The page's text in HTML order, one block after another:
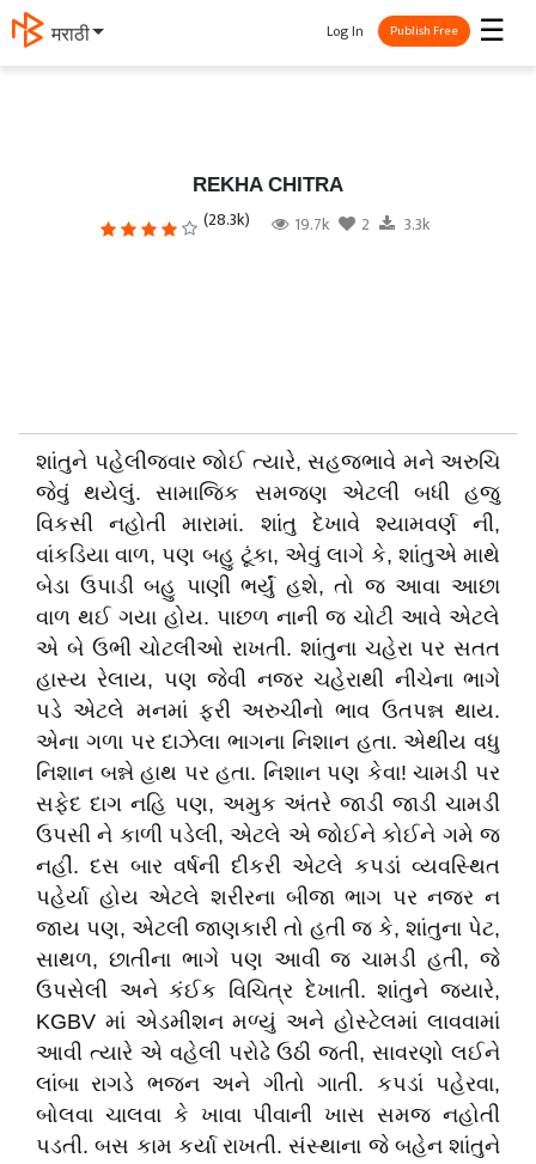
मराठी ☰
Log In Publish Free
REKHA CHITRA
(28.3k) 19.7k 2 3.3k
શાંતુને પહેલીજવાર જોઈ ત્યારે, સહજભાવે મને અરુચિ
જેવું થયેલું. સામાજિક સમજણ એટલી બધી હજુ
વિકસી નહોતી મારામાં. શાંતુ દેખાવે શ્યામવર્ણ ની,
વાંકડિયા વાળ, પણ બહુ ટૂંકા, એવું લાગે કે, શાંતુએ માથે
બેડા ઉપાડી બહુ પાણી ભર્યું હશે, તો જ આવા આછા
વાળ થઈ ગયા હોય. પાછળ નાની જ ચોટી આવે એટલે
એ બે ઉભી ચોટલીઓ રાખતી. શાંતુના ચહેરા પર સતત
હાસ્ય રેલાય, પણ જેવી નજર ચહેરાથી નીચેના ભાગે
પડે એટલે મનમાં ફરી અરુચીનો ભાવ ઉતપન્ન થાય.
એના ગળા પર દાઝેલા ભાગના નિશાન હતા. એથીય વધુ
નિશાન બન્ને હાથ પર હતા. નિશાન પણ કેવા! ચામડી પર
સફેદ દાગ નહિ પણ, અમુક અંતરે જાડી જાડી ચામડી
ઉપસી ને કાળી પડેલી, એટલે એ જોઈને કોઈને ગમે જ
નહીં. દસ બાર વર્ષની દીકરી એટલે કપડાં વ્યવસ્થિત
પહેર્યા હોય એટલે શરીરના બીજા ભાગ પર નજર ન
જાય પણ, એટલી જાણકારી તો હતી જ કે, શાંતુના પેટ,
સાથળ, છાતીના ભાગે પણ આવી જ ચામડી હતી, જે
ઉપસેલી અને કંઈક વિચિત્ર દેખાતી. શાંતુને જ્યારે,
KGBV માં એડમીશન મળ્યું અને હોસ્ટેલમાં લાવવામાં
આવી ત્યારે એ વહેલી પરોઢે ઉઠી જતી, સાવરણો લઈને
લાંબા રાગડે ભજન અને ગીતો ગાતી. કપડાં પહેરવા,
બોલવા ચાલવા કે ખાવા પીવાની ખાસ સમજ નહોતી
પડતી. બસ કામ કર્યા રાખતી. સંસ્થાના જે બહેન શાંતુને